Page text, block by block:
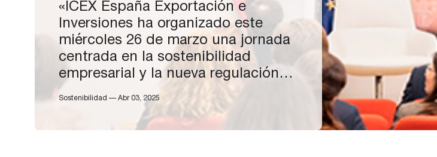
«ICEX España Exportación e
Inversiones ha organizado este
miércoles 26 de marzo una jornada
centrada en la sostenibilidad
empresarial y la nueva regulación
europea sobre debida diligencia,
dirigida a empresas españolas con
proyección internacional. Bajo el
Sostenibilidad — Abr 03, 2025